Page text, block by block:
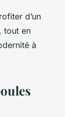
d’un
tout en
à